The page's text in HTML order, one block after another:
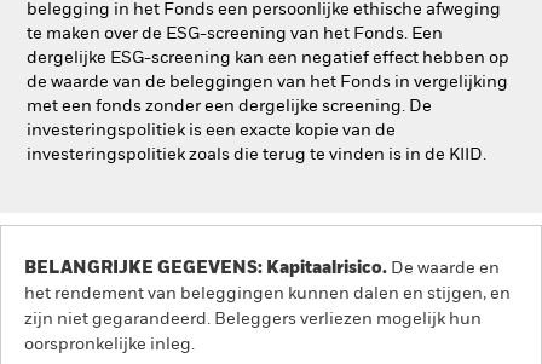
belegging in het Fonds een persoonlijke ethische afweging
te maken over de ESG-screening van het Fonds. Een
dergelijke ESG-screening kan een negatief effect hebben op
de waarde van de beleggingen van het Fonds in vergelijking
met een fonds zonder een dergelijke screening. De
investeringspolitiek is een exacte kopie van de
investeringspolitiek zoals die terug te vinden is in de KIID.
BELANGRIJKE GEGEVENS: Kapitaalrisico. De waarde en
het rendement van beleggingen kunnen dalen en stijgen, en
zijn niet gegarandeerd. Beleggers verliezen mogelijk hun
oorspronkelijke inleg.